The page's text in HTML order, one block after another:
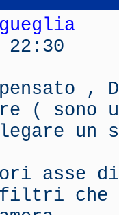
,
(
un
asse di
che